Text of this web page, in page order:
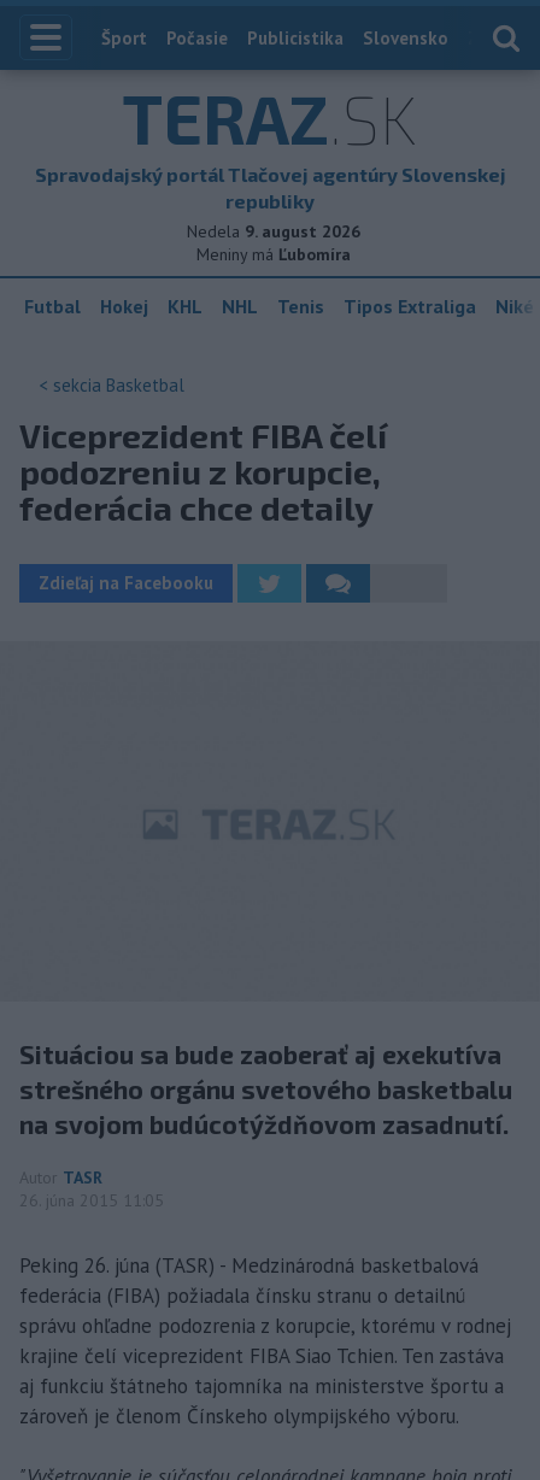
Index
Šport Počasie Publicistika Slovensko
TERAZ.SK
Spravodajský portál Tlačovej agentúry Slovenskej
republiky
Nedela 9. august 2026
Meniny má Ľubomíra
Futbal Hokej KHL NHL Tenis Tipos Extraliga
< sekcia Basketbal
Viceprezident FIBA čelí
podozreniu z korupcie,
federácia chce detaily
Zdieľaj na Facebooku
Situáciou sa bude zaoberať aj exekutíva
strešného orgánu svetového basketbalu
na svojom budúcotýždňovom zasadnutí.
Autor TASR
26. júna 2015 11:05
Peking 26. júna (TASR) - Medzinárodná basketbalová
federácia (FIBA) požiadala čínsku stranu o detailnú
správu ohľadne podozrenia z korupcie, ktorému v rodnej
krajine čelí viceprezident FIBA Siao Tchien. Ten zastáva
aj funkciu štátneho tajomníka na ministerstve športu a
zároveň je členom Čínskeho olympijského výboru.